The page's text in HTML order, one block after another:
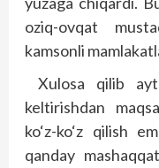
oziq-ovqat
kamsonli
Xulosa qilib
keltirishdan
ko‘z-ko‘z qilish
qanday